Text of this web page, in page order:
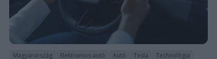
Magyarország Elektromos autó Autó Tesla
Technológia